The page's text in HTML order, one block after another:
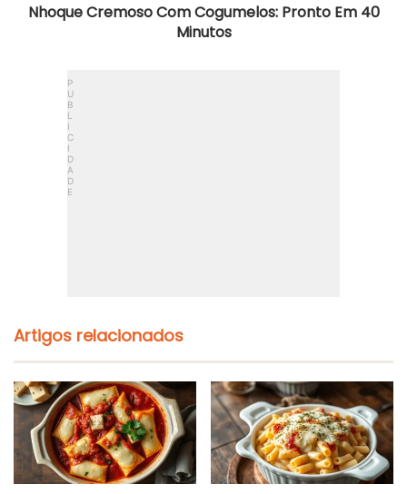
Nhoque Cremoso Com Cogumelos: Pronto Em 40
Minutos
Artigos relacionados